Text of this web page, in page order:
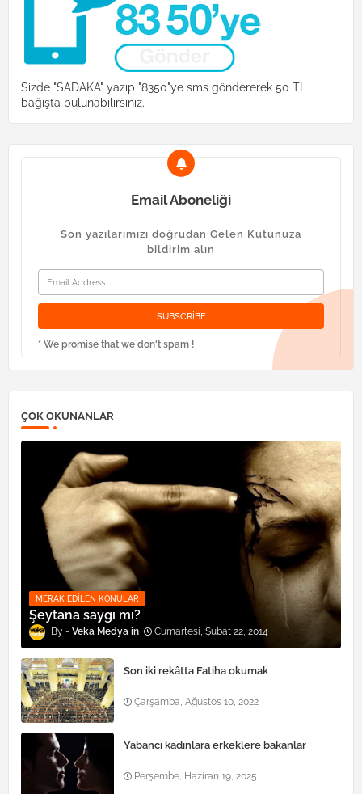
Sizde "SADAKA" yazıp "8350"ye sms göndererek 50 TL
bağışta bulunabilirsiniz.
Email Aboneliği
Son yazılarımızı doğrudan Gelen Kutunuza
bildirim alın
* We promise that we don't spam !
ÇOK OKUNANLAR
MERAK EDILEN KONULAR
Şeytana saygı mı?
Veka Medya Cumartesi, Şubat 22, 2014
Son iki rekâtta Fatiha okumak
Çarşamba, Ağustos 10, 2022
Yabancı kadınlara erkeklere bakanlar
Perşembe, Haziran 19, 2025